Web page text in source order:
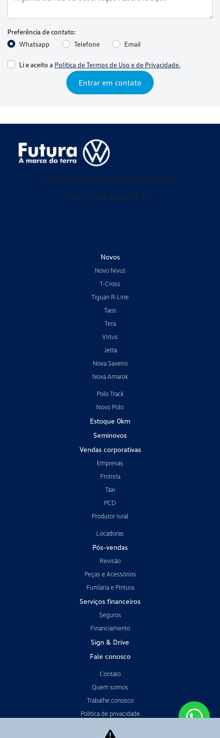
Preferência de contato:
Whatsapp
Telefone Email
Li e aceito a Política de Termos de Uso e de Privacidade.
Entrar em contato
AUTO CAPITAL COMERCIO DE VEICULOS LTDA
CNPJ: 02.428.346/0001-10
Novos
Novo Nivus
T-Cross
Tiguan R-Line
Taos
Tera
Virtus
Jetta
Nova Saveiro
Nova Amarok
Polo Track
Novo Polo
Estoque 0km
Seminovos
Vendas corporativas
Empresas
Frotista
Táxi
PCD
Produtor rural
Locadoras
Pós-vendas
Revisão
Peças e Acessórios
Funilaria e Pintura
Serviços financeiros
Seguros
Financiamento
Sign & Drive
Fale conosco
Contato
Quem somos
Trabalhe conosco
Política de privacidade